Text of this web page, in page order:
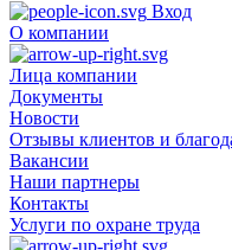
Вход
О компании
Лица компании
Документы
Новости
Отзывы клиентов и
Вакансии
Наши партнеры
Контакты
Услуги по охране труда